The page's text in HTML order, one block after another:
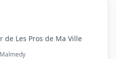
de Les Pros de Ma Ville
Malmedy